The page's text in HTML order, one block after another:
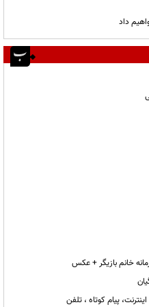
داد
خانم بازیگر + عکس
پیام کوتاه ، تلفن